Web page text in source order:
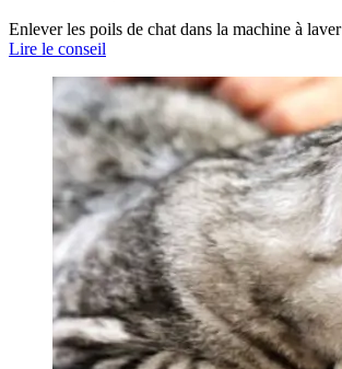
Enlever les poils de chat dans la machine à laver
Lire le conseil